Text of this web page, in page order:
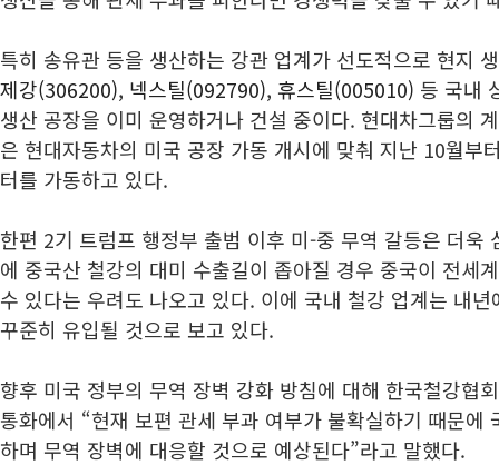
특히 송유관 등을 생산하는 강관 업계가 선도적으로 현지
제강(306200), 넥스틸(092790), 휴스틸(005010) 등 국내
생산 공장을 이미 운영하거나 건설 중이다. 현대차그룹의
은 현대자동차의 미국 공장 가동 개시에 맞춰 지난 10월부
터를 가동하고 있다.
한편 2기 트럼프 행정부 출범 이후 미-중 무역 갈등은 더욱
에 중국산 철강의 대미 수출길이 좁아질 경우 중국이 전세
수 있다는 우려도 나오고 있다. 이에 국내 철강 업계는 내
꾸준히 유입될 것으로 보고 있다.
향후 미국 정부의 무역 장벽 강화 방침에 대해 한국철강협
통화에서 “현재 보편 관세 부과 여부가 불확실하기 때문에
하며 무역 장벽에 대응할 것으로 예상된다”라고 말했다.